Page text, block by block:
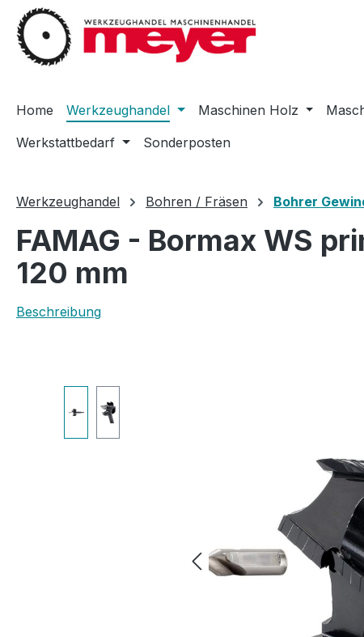
Hauptinhalt springen
Zur Suche springen
Zur Hauptnavigation springen
Home Werkzeughandel Maschinen Holz
Werkstattbedarf
Sonderposten
Werkzeughandel Bohren / Fräsen Bohrer
FAMAG - Bormax WS
120 mm
Beschreibung